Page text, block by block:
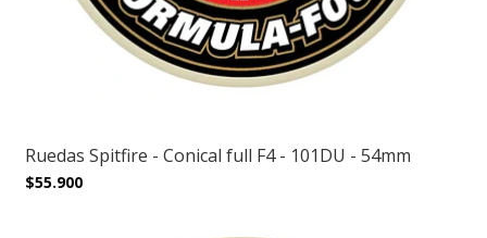
Ruedas Spitfire - Conical full F4 - 101DU - 54mm
$55.900